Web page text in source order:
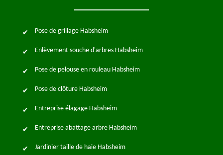
Pose de grillage Habsheim
Enlèvement souche d'arbres Habsheim
Pose de pelouse en rouleau Habsheim
Pose de clôture Habsheim
Entreprise élagage Habsheim
Entreprise abattage arbre Habsheim
Jardinier taille de haie Habsheim